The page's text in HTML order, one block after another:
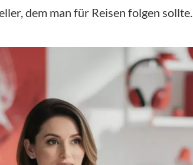
dem man für Reisen folgen sollte.